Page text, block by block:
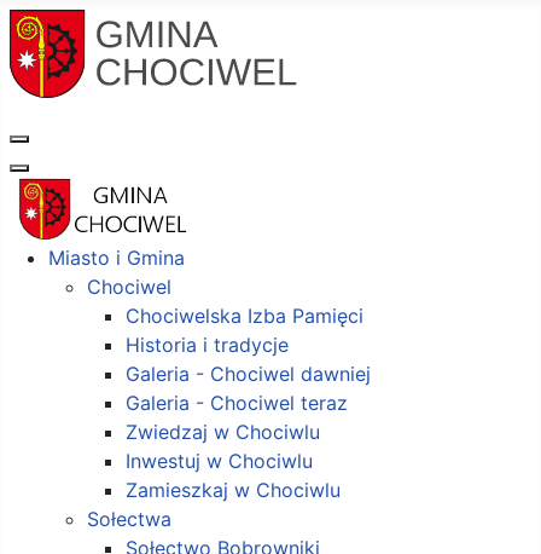
Miasto i Gmina
Chociwel
Chociwelska Izba Pamięci
Historia i tradycje
Galeria - Chociwel dawniej
Galeria - Chociwel teraz
Zwiedzaj w Chociwlu
Inwestuj w Chociwlu
Zamieszkaj w Chociwlu
Sołectwa
Sołectwo Bobrowniki